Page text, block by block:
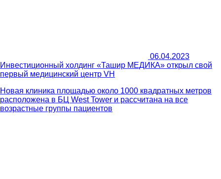
06.04.2023
Инвестиционный холдинг «Ташир МЕДИКА» открыл свой
первый медицинский центр VH
Новая клиника площадью около 1000 квадратных метров
расположена в БЦ West Tower и рассчитана на все
возрастные группы пациентов